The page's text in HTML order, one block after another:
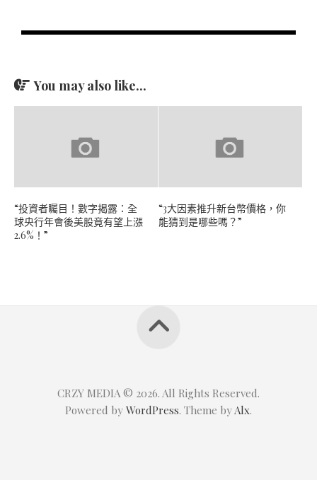
You may also like...
“投資者矚目！數字揭露：全
球央行年會後美股竟有望上漲
2.6%！”
“3大因素推升新台幣價格，你
能猜到是哪些嗎？”
CRZY MEDIA © 2026. All Rights Reserved.
Powered by WordPress. Theme by Alx.